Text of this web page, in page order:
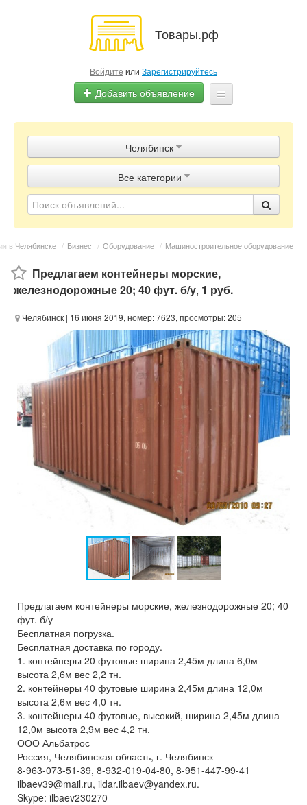
Товары.рф
Войдите или Зарегистрируйтесь
Добавить объявление
Объявления
Магазины
Контакты
Челябинск
Все категории
в Челябинске / Бизнес / Оборудование / Машиностроительное оборудование
Предлагаем контейнеры морские,
железнодорожные 20; 40 фут. б/у, 1 руб.
Челябинск | 16 июня 2019, номер: 7623, просмотры: 205
Предлагаем контейнеры морские, железнодорожные 20; 40
фут. б/у
Бесплатная погрузка.
Бесплатная доставка по городу.
1. контейнеры 20 футовые ширина 2,45м длина 6,0м
высота 2,6м вес 2,2 тн.
2. контейнеры 40 футовые ширина 2,45м длина 12,0м
высота 2,6м вес 4,0 тн.
3. контейнеры 40 футовые, высокий, ширина 2,45м длина
12,0м высота 2,9м вес 4,2 тн.
ООО Альбатрос
Россия, Челябинская область, г. Челябинск
8-963-073-51-39, 8-932-019-04-80, 8-951-447-99-41
ilbaev39@mail.ru, ildar.ilbaev@yandex.ru.
Skype: ilbaev230270